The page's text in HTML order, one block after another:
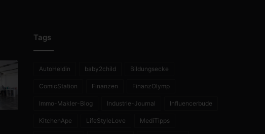
Tags
AutoHeldin baby2child Bildungsecke
ComicStation Finanzen FinanzOlymp
Immo-Makler-Blog Industrie-Journal Influencerbude
KitchenApe LifeStyleLove MediTipps